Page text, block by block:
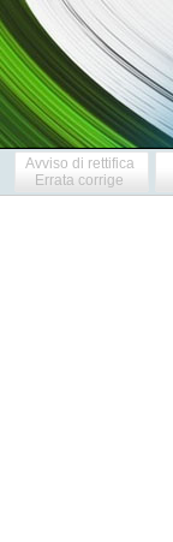
Avviso di rettifica
Errata corrige